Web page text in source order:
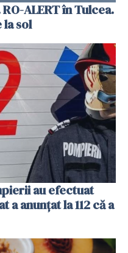
ALERT în Tulcea.
la sol
au efectuat
a anunțat la 112 că a